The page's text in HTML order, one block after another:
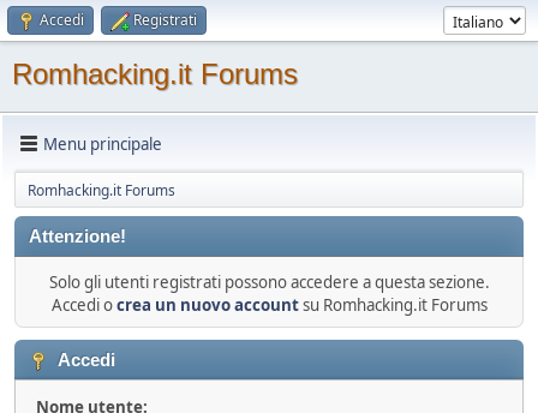
Accedi Registrati
Romhacking.it Forums
Menu principale
Romhacking.it Forums
Attenzione!
Solo gli utenti registrati possono accedere a questa sezione.
Accedi ocrea un nuovo accountsu Romhacking.it Forums
Accedi
Nome utente: